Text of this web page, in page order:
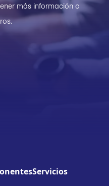
más información o
Servicios